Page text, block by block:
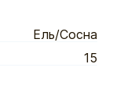
Ель/Сосна
15